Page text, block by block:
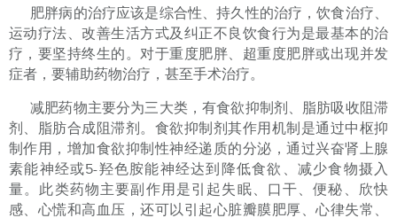
肥胖病的治疗应该是综合性、持久性的治疗，饮食治疗、
运动疗法、改善生活方式及纠正不良饮食行为是最基本的治
疗，要坚持终生的。对于重度肥胖、超重度肥胖或出现并发
症者，要辅助药物治疗，甚至手术治疗。
减肥药物主要分为三大类，有食欲抑制剂、脂肪吸收阻滞
剂、脂肪合成阻滞剂。食欲抑制剂其作用机制是通过中枢抑
制作用，增加食欲抑制性神经递质的分泌，通过兴奋肾上腺
素能神经或5-羟色胺能神经达到降低食欲、减少食物摄入
量。此类药物主要副作用是引起失眠、口干、便秘、欣快
感、心慌和高血压，还可以引起心脏瓣膜肥厚、心律失常、